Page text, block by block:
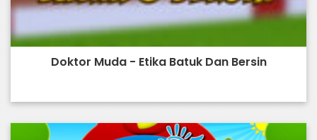
Doktor Muda - Etika Batuk Dan Bersin